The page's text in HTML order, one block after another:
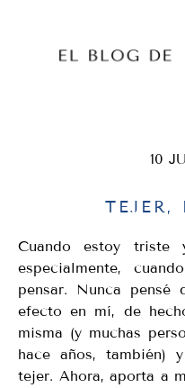
10
TEJER,
Cuando estoy triste
especialmente,
pensar. Nunca pensé
efecto en mí, de
misma (y muchas
hace años, también)
tejer. Ahora, aporta a